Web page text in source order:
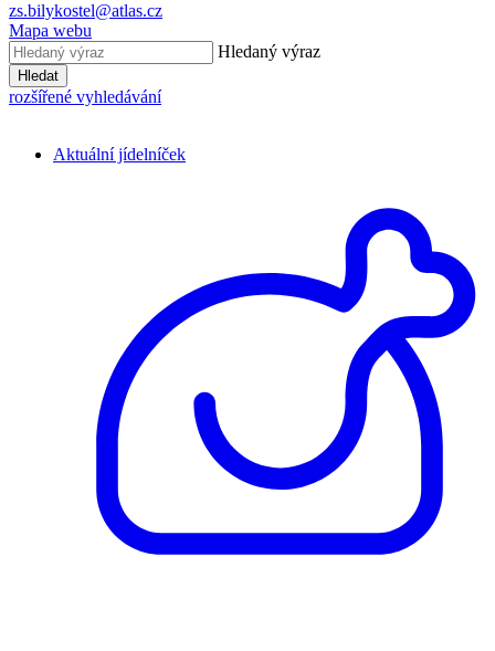
zs.bilykostel@atlas.cz
Mapa webu
Hledaný výraz
Hledat
rozšířené vyhledávání
Aktuální jídelníček